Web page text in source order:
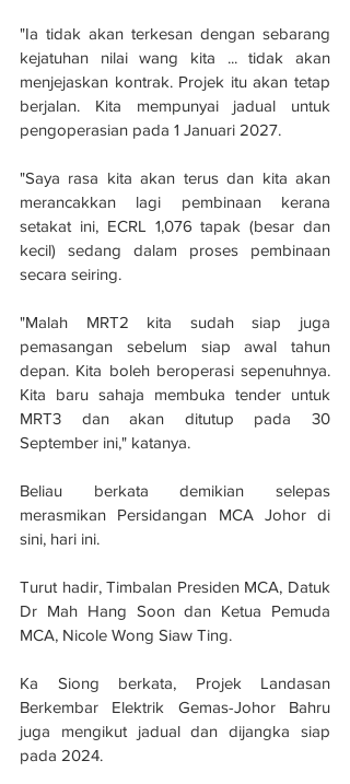
"Ia tidak akan terkesan dengan sebarang
kejatuhan nilai wang kita ... tidak akan
menjejaskan kontrak. Projek itu akan tetap
berjalan. Kita mempunyai jadual untuk
pengoperasian pada 1 Januari 2027.
"Saya rasa kita akan terus dan kita akan
merancakkan lagi pembinaan kerana
setakat ini, ECRL 1,076 tapak (besar dan
kecil) sedang dalam proses pembinaan
secara seiring.
"Malah MRT2 kita sudah siap juga
pemasangan sebelum siap awal tahun
depan. Kita boleh beroperasi sepenuhnya.
Kita baru sahaja membuka tender untuk
MRT3 dan akan ditutup pada 30
September ini," katanya.
Beliau berkata demikian selepas
merasmikan Persidangan MCA Johor di
sini, hari ini.
Turut hadir, Timbalan Presiden MCA, Datuk
Dr Mah Hang Soon dan Ketua Pemuda
MCA, Nicole Wong Siaw Ting.
Ka Siong berkata, Projek Landasan
Berkembar Elektrik Gemas-Johor Bahru
juga mengikut jadual dan dijangka siap
pada 2024.